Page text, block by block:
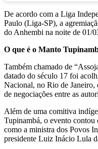
De acordo com a Liga
Paulo (Liga-SP), a
do Anhembi na noite de 01/
O que é o Manto
Também chamado de
datado do século 17 foi
Nacional, no Rio de Janeiro,
de negociações entre as
Além de uma comitiva
Tupinambá, o evento contou
como a ministra dos Povos
presidente Luiz Inácio Lula